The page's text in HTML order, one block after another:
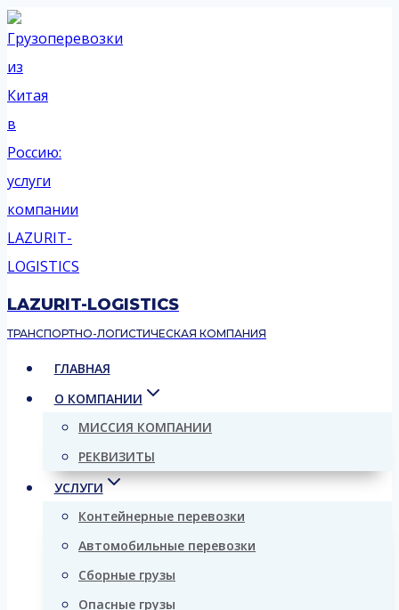
Перейти
к
содержимому
LAZURIT-LOGISTICS
ТРАНСПОРТНО-ЛОГИСТИЧЕСКАЯ КОМПАНИЯ
ГЛАВНАЯ
О КОМПАНИИ
МИССИЯ КОМПАНИИ
РЕКВИЗИТЫ
УСЛУГИ
Контейнерные перевозки
Автомобильные перевозки
Сборные грузы
Опасные грузы